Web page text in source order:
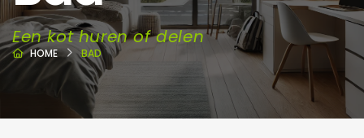
Een kot huren of delen
HOME BAD